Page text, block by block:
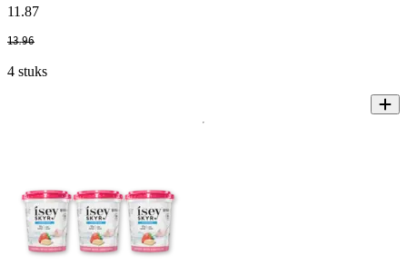
11 .87
13.96
4 stuks